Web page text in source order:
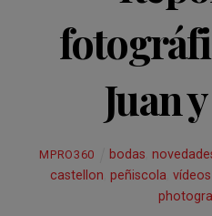
Juan
MPRO360 bodas
castellon peñiscola